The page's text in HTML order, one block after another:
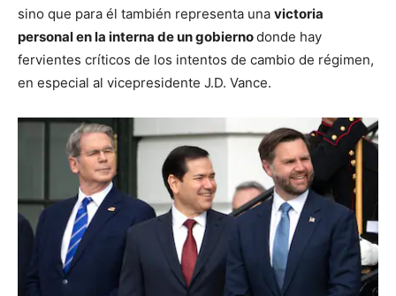
sino que para él también representa una victoria
personal en la interna de un gobiernodonde hay
fervientes críticos de los intentos de cambio de régimen,
en especial al vicepresidente J.D. Vance.